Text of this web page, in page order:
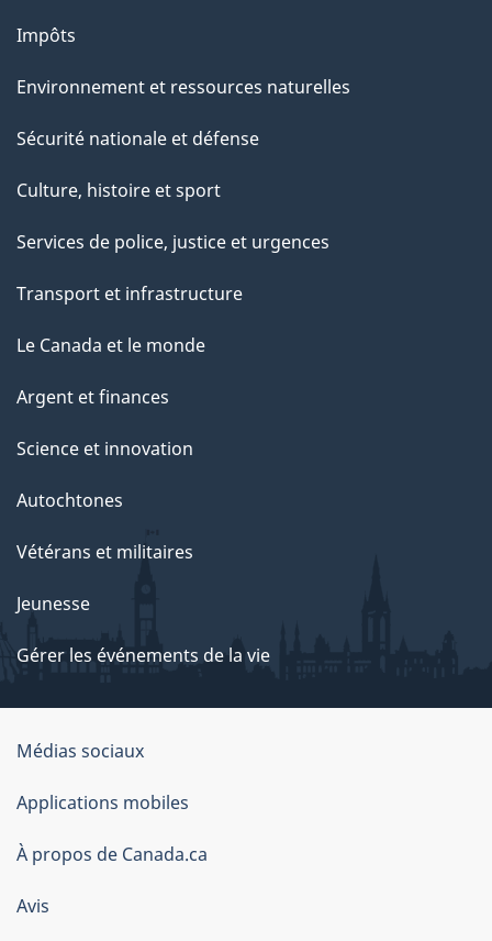
Impôts
Environnement et ressources naturelles
Sécurité nationale et défense
Culture, histoire et sport
Services de police, justice et urgences
Transport et infrastructure
Le Canada et le monde
Argent et finances
Science et innovation
Autochtones
Vétérans et militaires
Jeunesse
Gérer les événements de la vie
Organisation
du
gouvernement
du
Canada
Médias sociaux
Applications mobiles
À propos de Canada.ca
Avis